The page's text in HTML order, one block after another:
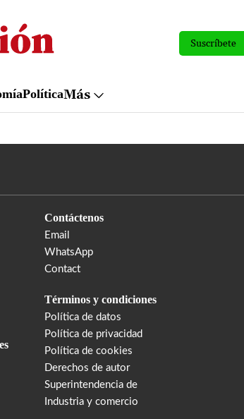
Suscríbete
PolíticaMás
Contáctenos
Email
WhatsApp
Contact
Términos y condiciones
Política de datos
Política de privacidad
Política de cookies
Derechos de autor
Superintendencia de
Industria y comercio